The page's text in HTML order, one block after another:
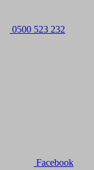
0500 523 232
Facebook